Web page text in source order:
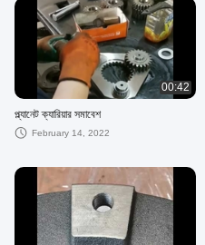
00:42
প্ল্যানেট ক্যারিয়ার সমাবেশ
February 14, 2022